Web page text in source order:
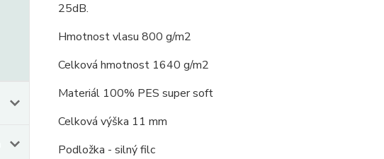
25dB.
Hmotnost vlasu 800 g/m2
Celková hmotnost 1640 g/m2
Materiál 100% PES super soft
Celková výška 11 mm
Podložka - silný filc